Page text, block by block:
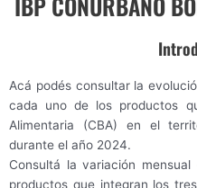
Acá podés consultar la
cada uno de los productos
Alimentaria (CBA) en el
durante el año 2024.
Consultá la variación
productos que integran los